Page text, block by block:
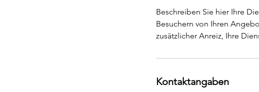
Beschreiben Sie hier Ihre
Besuchern von Ihren
zusätzlicher Anreiz, Ihre
Kontaktangaben